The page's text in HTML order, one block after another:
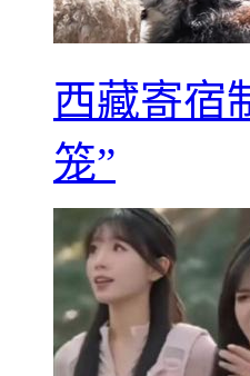
西藏寄宿
笼”